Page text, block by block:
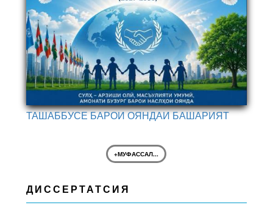
ТАШАББУСЕ БАРОИ ОЯНДАИ БАШАРИЯТ
+МУФАССАЛ...
ДИССЕРТАТСИЯ